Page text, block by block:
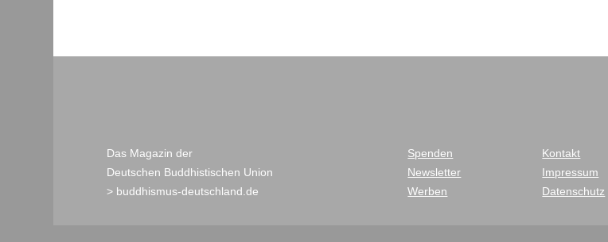
Das Magazin der
Deutschen Buddhistischen Union
> buddhismus-deutschland.de
Spenden
Newsletter
Werben
Kontakt
Impressum
Datenschutz